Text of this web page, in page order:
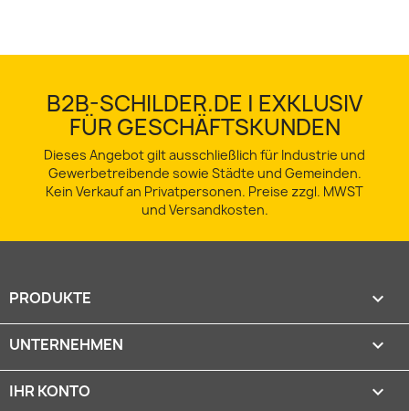
B2B-SCHILDER.DE | EXKLUSIV
FÜR GESCHÄFTSKUNDEN
Dieses Angebot gilt ausschließlich für Industrie und
Gewerbetreibende sowie Städte und Gemeinden.
Kein Verkauf an Privatpersonen. Preise zzgl. MWST
und Versandkosten.
PRODUKTE 
UNTERNEHMEN 
IHR KONTO 